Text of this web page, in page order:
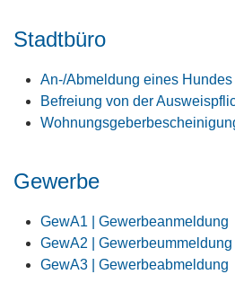
Stadtbüro
An-/Abmeldung eines Hundes
Befreiung von der
Gewerbe
GewA1 | Gewerbeanmeldung
GewA2 | Gewerbeummeldung
GewA3 | Gewerbeabmeldung